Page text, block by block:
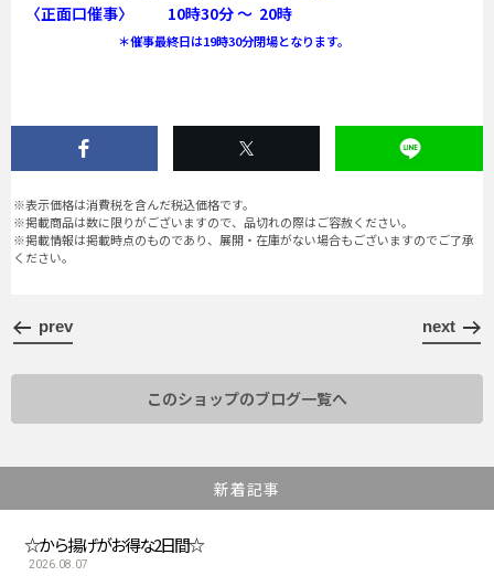
〈正面口催事〉 10時30分 ～ 20時
＊催事最終日は19時30分閉場となります。
※表示価格は消費税を含んだ税込価格です。
※掲載商品は数に限りがございますので、品切れの際はご容赦ください。
※掲載情報は掲載時点のものであり、展開・在庫がない場合もございますのでご了承
ください。
prev next
このショップのブログ一覧へ
新着記事
☆から揚げがお得な2日間☆
2026.08.07